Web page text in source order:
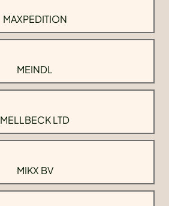
MAXPEDITION
MEINDL
MELLBECK LTD
MIKX BV